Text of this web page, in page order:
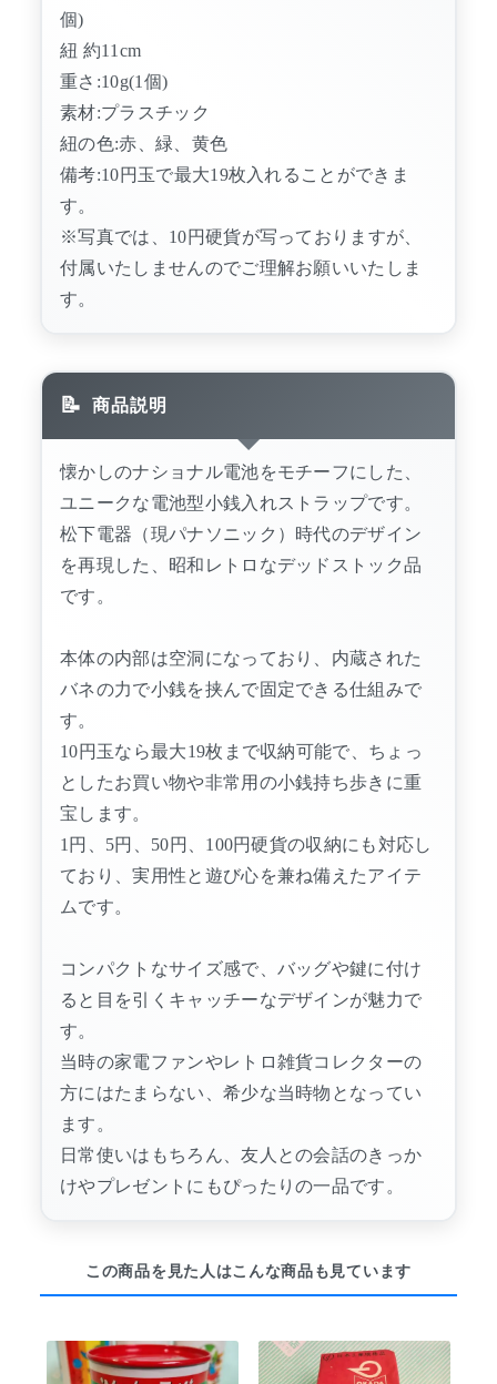
個)
紐 約11cm
重さ:10g(1個)
素材:プラスチック
紐の色:赤、緑、黄色
備考:10円玉で最大19枚入れることができま
す。
※写真では、10円硬貨が写っておりますが、
付属いたしませんのでご理解お願いいたしま
す。
商品説明
懐かしのナショナル電池をモチーフにした、
ユニークな電池型小銭入れストラップです。
松下電器（現パナソニック）時代のデザイン
を再現した、昭和レトロなデッドストック品
です。
本体の内部は空洞になっており、内蔵された
バネの力で小銭を挟んで固定できる仕組みで
す。
10円玉なら最大19枚まで収納可能で、ちょっ
としたお買い物や非常用の小銭持ち歩きに重
宝します。
1円、5円、50円、100円硬貨の収納にも対応し
ており、実用性と遊び心を兼ね備えたアイテ
ムです。
コンパクトなサイズ感で、バッグや鍵に付け
ると目を引くキャッチーなデザインが魅力で
す。
当時の家電ファンやレトロ雑貨コレクターの
方にはたまらない、希少な当時物となってい
ます。
日常使いはもちろん、友人との会話のきっか
けやプレゼントにもぴったりの一品です。
この商品を見た人はこんな商品も見ています